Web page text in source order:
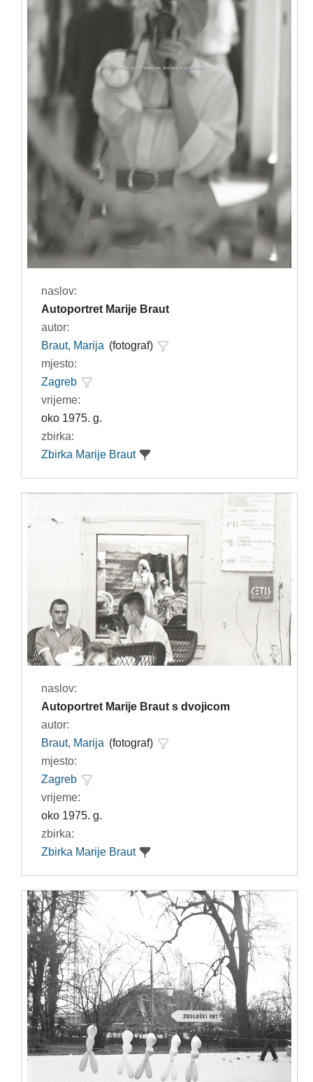
naslov:
Autoportret Marije Braut
autor:
Braut, Marija (fotograf)
mjesto:
Zagreb
vrijeme:
oko 1975. g.
zbirka:
Zbirka Marije Braut
naslov:
Autoportret Marije Braut s dvojicom
autor:
Braut, Marija (fotograf)
mjesto:
Zagreb
vrijeme:
oko 1975. g.
zbirka:
Zbirka Marije Braut